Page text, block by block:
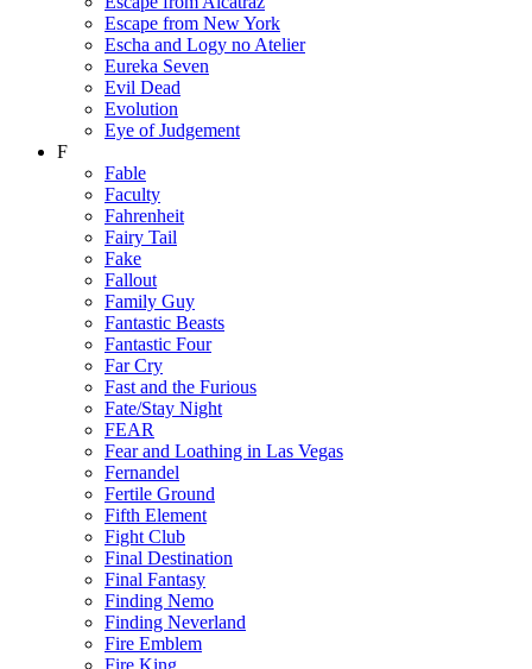
Escape from New York
Escha and Logy no Atelier
Eureka Seven
Evil Dead
Evolution
Eye of Judgement
F
Fable
Faculty
Fahrenheit
Fairy Tail
Fake
Fallout
Family Guy
Fantastic Beasts
Fantastic Four
Far Cry
Fast and the Furious
Fate/Stay Night
FEAR
Fear and Loathing in Las Vegas
Fernandel
Fertile Ground
Fifth Element
Fight Club
Final Destination
Final Fantasy
Finding Nemo
Finding Neverland
Fire Emblem
Fire King